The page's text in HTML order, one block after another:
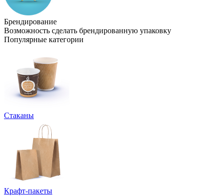
Брендирование
Возможность сделать брендированную упаковку
Популярные категории
Стаканы
Крафт-пакеты